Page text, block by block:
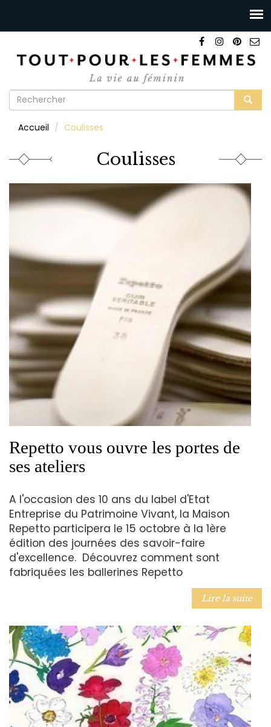
Formulaire
recherche
Accueil Coulisses
Coulisses
Repetto vous ouvre les portes de
ses ateliers
A l'occasion des 10 ans du label d'Etat
Entreprise du Patrimoine Vivant, la Maison
Repetto participera le 15 octobre à la 1ère
édition des journées des savoir-faire
d'excellence. Découvrez comment sont
fabriquées les ballerines Repetto
Lire la suite